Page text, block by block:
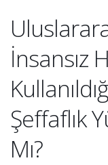
İnsansız
Şeffaflık
Mı?